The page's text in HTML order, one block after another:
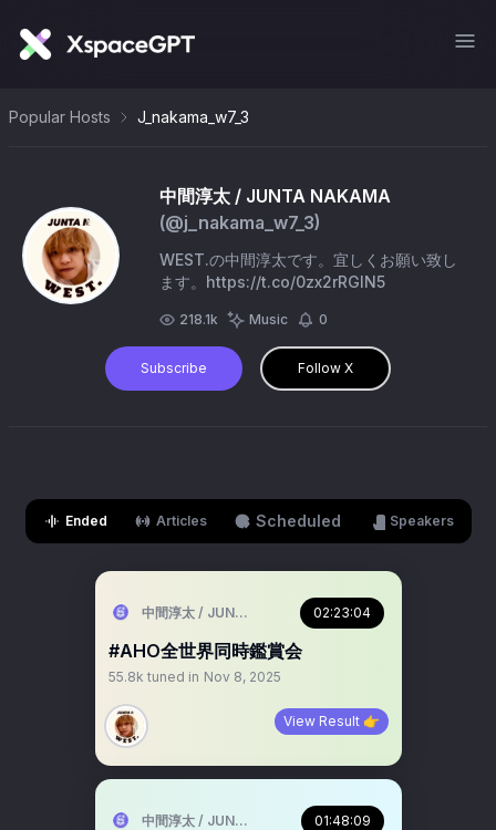
Popular Hosts J_nakama_w7_3
中間淳太 / JUNTA NAKAMA
(@j_nakama_w7_3)
WEST.の中間淳太です。宜しくお願い致し
ます。https://t.co/0zx2rRGlN5
218.1k Music 0
Subscribe Follow X
Ended Articles Scheduled Speakers
中間淳太 / JUNTA NAKAMA02:23:04
#AHO全世界同時鑑賞会
55.8k tuned in Nov 8, 2025
View Result 👉
中間淳太 / JUNTA NAKAMA01:48:09